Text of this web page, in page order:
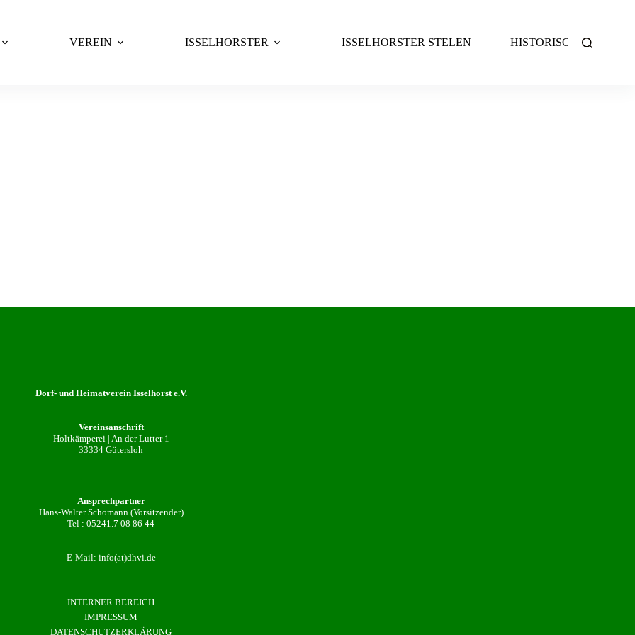
VEREIN ISSELHORSTER ISSELHORSTER STELEN HISTORISCHES
Dorf- und Heimatverein Isselhorst e.V.
Vereinsanschrift
Holtkämperei | An der Lutter 1
33334 Gütersloh
Ansprechpartner
Hans-Walter Schomann (Vorsitzender)
Tel :05241.7 08 86 44
E-Mail: info(at)dhvi.de
INTERNER BEREICH
IMPRESSUM
DATENSCHUTZERKLÄRUNG